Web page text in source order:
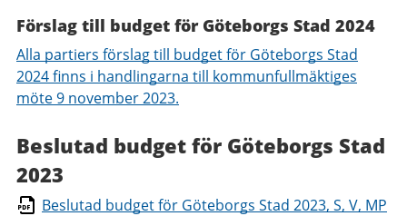
Förslag till budget för Göteborgs Stad 2024
Alla partiers förslag till budget för Göteborgs Stad
2024 finns i handlingarna till kommunfullmäktiges
möte 9 november 2023.
Beslutad budget för Göteborgs Stad
2023
Beslutad budget för Göteborgs Stad 2023, S, V, MP